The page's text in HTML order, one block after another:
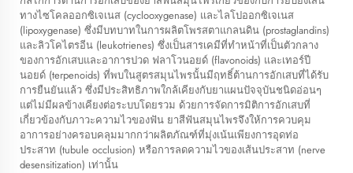
ทางไซโคลออกซิเจเนส (cyclooxygenase) และไลโปออกซิเจเนส
(lipoxygenase) ซึ่งมีบทบาทในการผลิตโพรสตาแกลนดิน (prostaglandins)
และลิวโคไตรอีน (leukotrienes) ซึ่งเป็นสารเคมีที่ทำหน้าที่เป็นตัวกลาง
ของการอักเสบและอาการปวด ฟลาโวนอยด์ (flavonoids) และเทอร์ปี
นอยด์ (terpenoids) ที่พบในสูตรสมุนไพรนั้นมีฤทธิ์ต้านการอักเสบที่ได้รับ
การยืนยันแล้ว ซึ่งมีประสิทธิภาพใกล้เคียงกับยาแผนปัจจุบันชนิดอ่อนๆ
แต่ไม่มีผลข้างเคียงต่อระบบโดยรวม ด้วยการจัดการมิติการอักเสบที่
เกี่ยวข้องกับภาวะความไวของฟัน ยาสีฟันสมุนไพรจึงให้การควบคุม
อาการอย่างครอบคลุมมากกว่าผลิตภัณฑ์ที่มุ่งเน้นเพียงการอุดท่อ
ประสาท (tubule occlusion) หรือการลดความไวของเส้นประสาท (nerve
desensitization) เท่านั้น